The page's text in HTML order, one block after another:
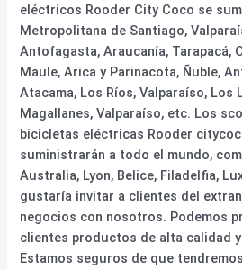
eléctricos Rooder City Coco se
Metropolitana de Santiago,
Antofagasta, Araucanía, Tarapacá,
Maule, Arica y Parinacota, Ñuble,
Atacama, Los Ríos, Valparaíso, Los
Magallanes, Valparaíso, etc. Los
bicicletas eléctricas Rooder
suministrarán a todo el mundo,
Australia, Lyon, Belice, Filadelfia,
gustaría invitar a clientes del
negocios con nosotros. Podemos
clientes productos de alta calidad
Estamos seguros de que